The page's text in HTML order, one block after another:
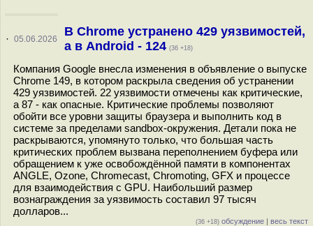
· 05.06.2026
В Chrome устранено 429 уязвимостей,
а в Android - 124 (36 +18)
Компания Google внесла изменения в объявление о выпуске
Chrome 149, в котором раскрыла сведения об устранении
429 уязвимостей. 22 уязвимости отмечены как критические,
а 87 - как опасные. Критические проблемы позволяют
обойти все уровни защиты браузера и выполнить код в
системе за пределами sandbox-окружения. Детали пока не
раскрываются, упомянуто только, что большая часть
критических проблем вызвана переполнением буфера или
обращением к уже освобождённой памяти в компонентах
ANGLE, Ozone, Chromecast, Chromoting, GFX и процессе
для взаимодействия с GPU. Наибольший размер
вознаграждения за уязвимость составил 97 тысяч
долларов...
(36 +18) обсуждение | весь текст